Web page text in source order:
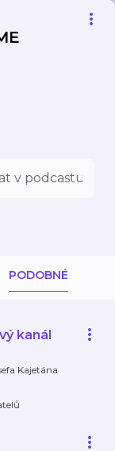
PODOBNÉ
kanál
Kajetána